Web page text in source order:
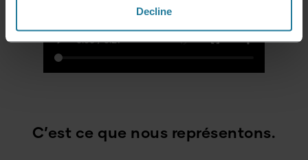
Decline
C’est ce que nous représentons.